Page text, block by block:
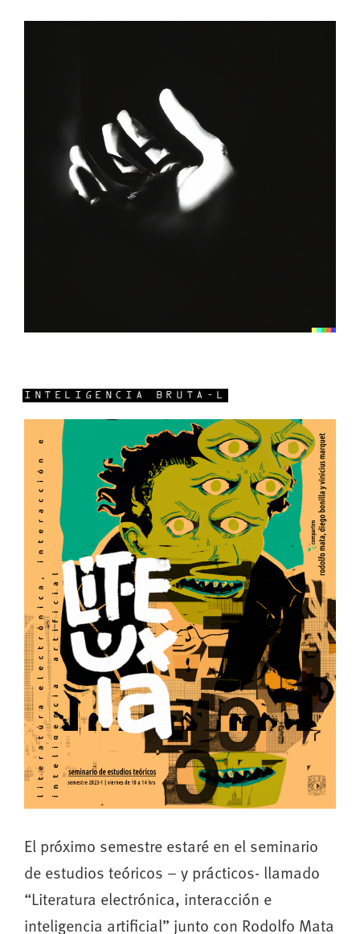
INTELIGENCIA BRUTA-L
El próximo semestre estaré en el seminario
de estudios teóricos – y prácticos- llamado
“Literatura electrónica, interacción e
inteligencia artificial” junto con Rodolfo Mata